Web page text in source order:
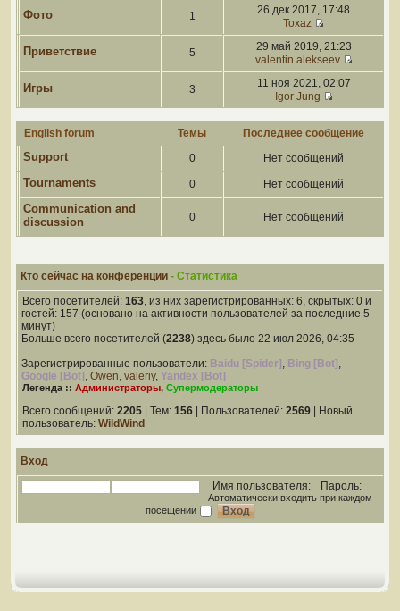
Фото 1
26 дек 2017, 17:48
Toxaz
Приветствие 5
29 май 2019, 21:23
valentin.alekseev
Игры 3
11 ноя 2021, 02:07
Igor Jung
English forum Темы Последнее сообщение
Support 0 Нет сообщений
Tournaments 0 Нет сообщений
Communication and
discussion
0 Нет сообщений
Кто сейчас на конференции - Статистика
Всего посетителей: 163, из них зарегистрированных: 6, скрытых: 0 и
гостей: 157 (основано на активности пользователей за последние 5
минут)
Больше всего посетителей (2238) здесь было 22 июл 2026, 04:35
Зарегистрированные пользователи: Baidu [Spider] , Bing [Bot] ,
Google [Bot] , Owen, valeriy, Yandex [Bot]
Легенда :: Администраторы, Супермодераторы
Всего сообщений: 2205 | Тем: 156 | Пользователей: 2569 | Новый
пользователь: WildWind
Вход
Имя пользователя:
Пароль:
Автоматически входить при каждом
посещении